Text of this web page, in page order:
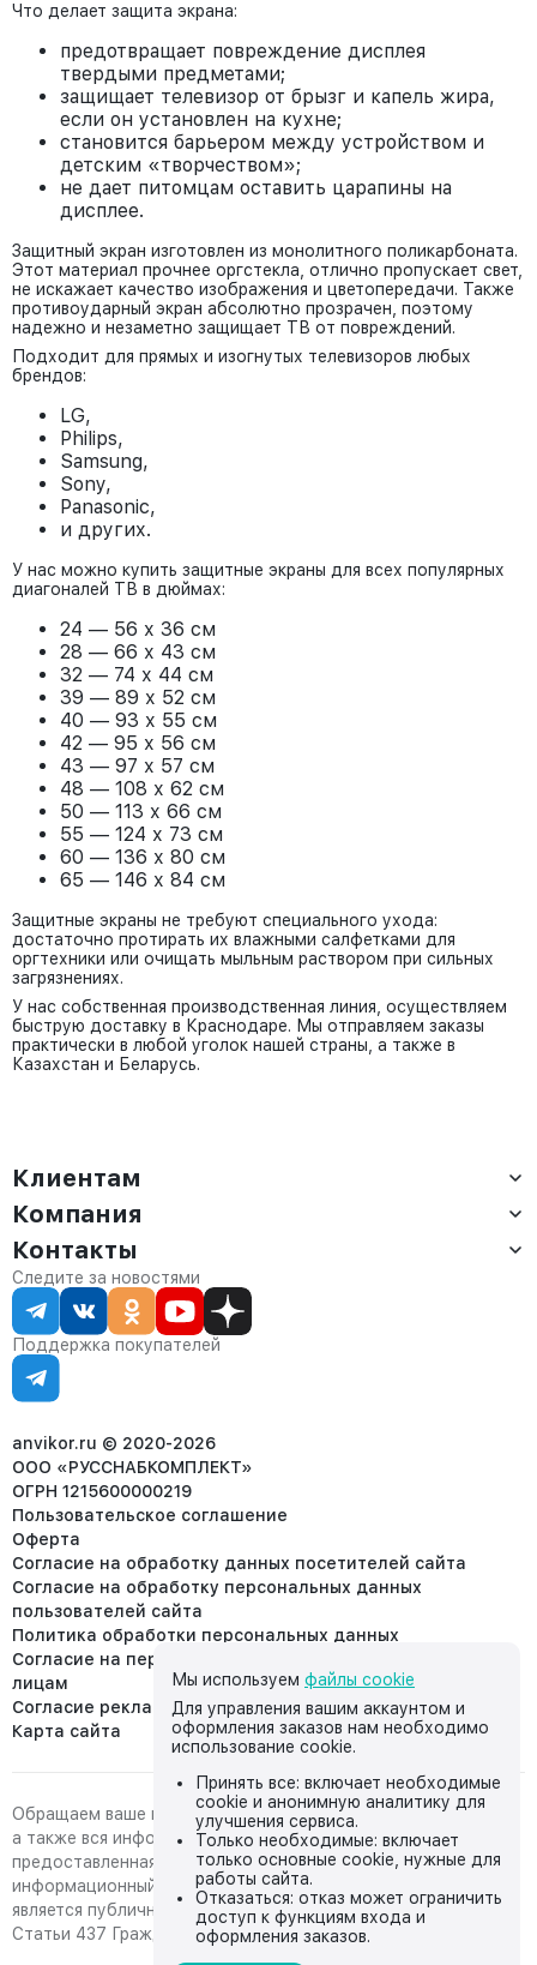
Что делает защита экрана:
предотвращает повреждение дисплея
твердыми предметами;
защищает телевизор от брызг и капель жира,
если он установлен на кухне;
становится барьером между устройством и
детским «творчеством»;
не дает питомцам оставить царапины на
дисплее.
Защитный экран изготовлен из монолитного поликарбоната.
Этот материал прочнее оргстекла, отлично пропускает свет,
не искажает качество изображения и цветопередачи. Также
противоударный экран абсолютно прозрачен, поэтому
надежно и незаметно защищает ТВ от повреждений.
Подходит для прямых и изогнутых телевизоров любых
брендов:
LG,
Philips,
Samsung,
Sony,
Panasonic,
и других.
У нас можно купить защитные экраны для всех популярных
диагоналей ТВ в дюймах:
24 — 56 х 36 см
28 — 66 х 43 см
32 — 74 х 44 см
39 — 89 х 52 см
40 — 93 х 55 см
42 — 95 х 56 см
43 — 97 х 57 см
48 — 108 х 62 см
50 — 113 х 66 см
55 — 124 х 73 см
60 — 136 х 80 см
65 — 146 х 84 см
Защитные экраны не требуют специального ухода:
достаточно протирать их влажными салфетками для
оргтехники или очищать мыльным раствором при сильных
загрязнениях.
У нас собственная производственная линия, осуществляем
быструю доставку в Краснодаре. Мы отправляем заказы
практически в любой уголок нашей страны, а также в
Казахстан и Беларусь.
Клиентам
Доставка
Оплата
Сервис
Статус заказа
Статьи
Компания
О компании
Контакты
Партнёрам
Контакты
Отдел продаж:
8 (800) 234-22-62
corp@anvikor.ru
Ежедневно, с 7:00-19:00 (МСК)
Отдел рекламации:
8 (953) 455-25-61
Следите за новостями
Поддержка покупателей
anvikor.ru © 2020-2026
ООО «РУССНАБКОМПЛЕКТ»
ОГРН 1215600000219
Пользовательское соглашение
Оферта
Согласие на обработку данных посетителей сайта
Согласие на обработку персональных данных
пользователей сайта
Политика обработки персональных данных
Согласие на передачу персональных данных третьим
лицам
Согласие реклама
Карта сайта
Обращаем ваше внимание на то, что данный интернет-сайт,
а также вся информация о товарах и ценах,
предоставленная на нём, носит исключительно
информационный характер и ни при каких условиях не
является публичной офертой, определяемой положениями
Статьи 437 Гражданского кодекса Российской Федерации.
Мы используем файлы cookie
Для управления вашим аккаунтом и
оформления заказов нам необходимо
использование cookie.
Принять все: включает необходимые
cookie и анонимную аналитику для
улучшения сервиса.
Только необходимые: включает
только основные cookie, нужные для
работы сайта.
Отказаться: отказ может ограничить
доступ к функциям входа и
оформления заказов.